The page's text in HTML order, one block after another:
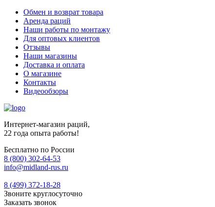
Обмен и возврат товара
Аренда раций
Наши работы по монтажу
Для оптовых клиентов
Отзывы
Наши магазины
Доставка и оплата
О магазине
Контакты
Видеообзоры
Интернет-магазин раций,
22 года опыта работы!
Бесплатно по России
8 (800) 302-64-53
info@midland-rus.ru
8 (499) 372-18-28
Звоните круглосуточно
Заказать звонок